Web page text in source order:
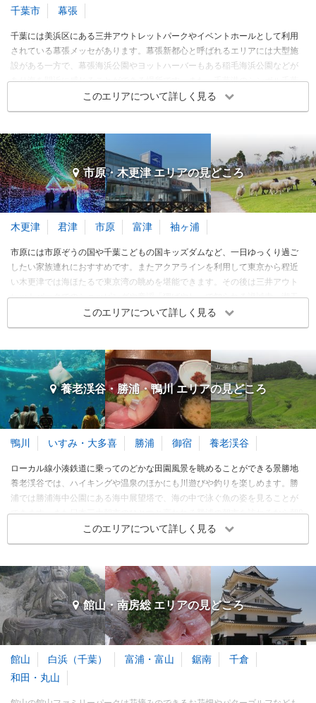
オーリンズにて開催
ノリノリのショー
完成度が高いアナとエルサ
のフローズンジャーニー
初めてのファンタジースプ
リングス
名所・史跡 成田
3.98
訪れたトラベラーのクチコミ
かなり変わった店舗もあっ
て、驚くこと間違いない
成田山まで歩いていくと楽
しい
3.95
訪れたトラベラーのクチコミ
「香取神宮」明治以前に神
宮の称号を与えられていた
東国三社めぐりで香取神宮
成田・佐倉 各都市の観光ランキングを見る
3～5月
6～8月
9～11月
12～2月
野田・松戸・船橋 エリアの季節別人気スポット
春3～5月 夏6～8月 秋9～11月 冬12～2月
クリップ
法華経寺
寺・神社・教会 市川
3.43
訪れたトラベラーのクチコミ
いない時期に行くのをお勧
めします！
言われる
日蓮宗大本山
千葉県立現代産業科学館
美術館・博物館 市川
3.35
訪れたトラベラーのクチコミ
learn about the history of the
industries that support our
daily lives and the tireless
efforts of people
す。
ショッピングモール横
千葉市 幕張
千葉には美浜区にある三井アウトレットパークやイベントホールとして利用
されている幕張メッセがあります。幕張新都心と呼ばれるエリアには大型施
設がある一方で、幕張海浜公園やヨットハーバーもある稲毛海浜公園などが
あり海を間近に感じることができる場所です。また、千葉港のシンボル千葉
ポートタワーのある中央区には美術館や科学館、青葉の森公園や千葉公園な
ど、ゆっくりと楽しめる施設が点在しています。
千葉・幕張 エリア 旅行者の傾向
旅行時期 同行者 予算
3～5月
6～8月
12～2月
千葉・幕張 エリアの季節別人気スポット
春3～5月 夏6～8月 秋9～11月 冬
クリップ
名所・史跡 幕張
3.69
訪れたトラベラーのクチコミ
千葉ロッテの本拠地球場
海風が気持ちいい
拠地
クリップ
公園・植物園 千葉市
3.41
訪れたトラベラーのクチコミ
今から2000年以上前の古代
のハスの実から蘇った大賀
ハスが見頃です
大賀のハス、まだ少し咲い
このエリアについて詳しく見る
市原・木更津 エリアの見どころ
木更津 君津 市原 富津 袖ヶ浦
市原には市原ぞうの国や千葉こどもの国キッズダムなど、一日ゆっくり過ご
したい家族連れにおすすめです。またアクアラインを利用して東京から程近
い木更津では海ほたるで東京湾の眺めを堪能できます。その後は三井アウト
レットパークでのショッピングや童謡「狸ばやし」で知られる證誠寺、潮干
狩りのできる中の島公園などが人気です。富津市は観光牧場マザー牧場が有
名ですが、鋸山からの展望や地引網も楽しめる海岸など山も海も楽しめま
市原・木更津 エリア 旅行者の傾向
旅行時期 同行者 予算
9～11月
12～2月
※このエリアに投稿された旅行記をもとに集計
春 3～5月 夏6～8月 秋 9～11月 冬12～2月
クリップ クリップ
このエリアについて詳しく見る
養老渓谷・勝浦・鴨川 エリアの見どころ
鴨川 いすみ・大多喜 勝浦 御宿 養老渓谷
ローカル線小湊鉄道に乗ってのどかな田園風景を眺めることができる景勝地
養老渓谷では、ハイキングや温泉のほかにも川遊びや釣りを楽しめます。勝
浦では勝浦海中公園にある海中展望塔で、海の中で泳ぐ魚の姿を見ることが
できます。また日本三大朝市のひとつと言われる勝浦の朝市を訪ねるなら朝8
時までには行くことがおすすめです。鴨川にはイルカショーが人気の鴨川シ
ーワールドや日蓮聖人降誕の地と言われる誕生寺も押さえておきたいスポッ
養老渓谷・勝浦・鴨川 エリア 旅行者の傾向
旅行時期 同行者 予算
6～8月
このエリアについて詳しく見る
館山・南房総 エリアの見どころ
館山 白浜（千葉） 富浦・富山 鋸南
千倉
和田・丸山